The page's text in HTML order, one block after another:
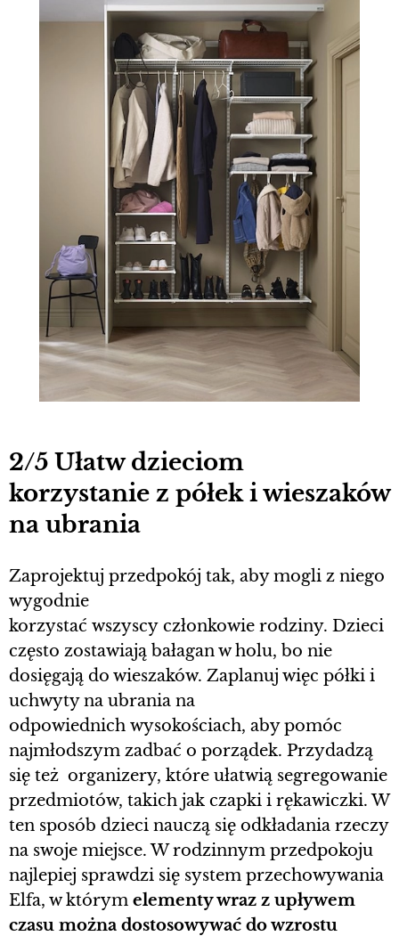
2/5 Ułatw dzieciom
korzystanie z półek i wieszaków
na ubrania
Zaprojektuj przedpokój tak, aby mogli z niego
wygodnie
korzystać wszyscy członkowie rodziny. Dzieci
często zostawiają bałagan w holu, bo nie
dosięgają do wieszaków. Zaplanuj więc półki i
uchwyty na ubrania na
odpowiednich wysokościach, aby pomóc
najmłodszym zadbać o porządek. Przydadzą
się też organizery, które ułatwią segregowanie
przedmiotów, takich jak czapki i rękawiczki. W
ten sposób dzieci nauczą się odkładania rzeczy
na swoje miejsce. W rodzinnym przedpokoju
najlepiej sprawdzi się system przechowywania
Elfa, w którym elementy wraz z upływem
czasu można dostosowywać do wzrostu